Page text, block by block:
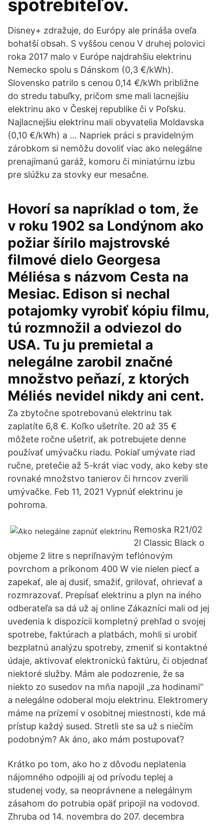
spotrebiteľov.
Disney+ zdražuje, do Európy ale prináša oveľa
bohatší obsah. S vyššou cenou V druhej polovici
roka 2017 malo v Európe najdrahšiu elektrinu
Nemecko spolu s Dánskom (0,3 €/kWh).
Slovensko patrilo s cenou 0,14 €/kWh približne
do stredu tabuľky, pričom sme mali lacnejšiu
elektrinu ako v Českej republike či v Poľsku.
Najlacnejšiu elektrinu mali obyvatelia Moldavska
(0,10 €/kWh) a … Napriek práci s pravidelným
zárobkom si nemôžu dovoliť viac ako nelegálne
prenajímanú garáž, komoru či miniatúrnu izbu
pre slúžku za stovky eur mesačne.
Hovorí sa napríklad o tom, že
v roku 1902 sa Londýnom ako
požiar šírilo majstrovské
filmové dielo Georgesa
Méliésa s názvom Cesta na
Mesiac. Edison si nechal
potajomky vyrobiť kópiu filmu,
tú rozmnožil a odviezol do
USA. Tu ju premietal a
nelegálne zarobil značné
množstvo peňazí, z ktorých
Méliés nevidel nikdy ani cent.
Za zbytočne spotrebovanú elektrinu tak
zaplatíte 6,8 €. Koľko ušetríte. 20 až 35 €
môžete ročne ušetriť, ak potrebujete denne
používať umývačku riadu. Pokiaľ umývate riad
ručne, pretečie až 5-krát viac vody, ako keby ste
rovnaké množstvo tanierov či hrncov zverili
umývačke. Feb 11, 2021 Vypnúť elektrinu je
pohroma.
Remoska R21/02
2l Classic Black o
objeme 2 litre s nepriľnavým teflónovým
povrchom a príkonom 400 W vie nielen piecť a
zapekať, ale aj dusiť, smažiť, grilovať, ohrievať a
rozmrazovať. Prepísať elektrinu a plyn na iného
odberateľa sa dá už aj online Zákazníci mali od jej
uvedenia k dispozícii kompletný prehľad o svojej
spotrebe, faktúrach a platbách, mohli si urobiť
bezplatnú analýzu spotreby, zmeniť si kontaktné
údaje, aktivovať elektronickú faktúru, či objednať
niektoré služby. Mám ale podozrenie, že sa
niekto zo susedov na mňa napojil „za hodinami“
a nelegálne odoberal moju elektrinu. Elektromery
máme na prízemí v osobitnej miestnosti, kde má
prístup každý sused. Stretli ste sa už s niečím
podobným? Ak áno, ako mám postupovať?
Krátko po tom, ako ho z dôvodu neplatenia
nájomného odpojili aj od prívodu teplej a
studenej vody, sa neoprávnene a nelegálnym
zásahom do potrubia opäť pripojil na vodovod.
Zhruba od 14. novembra do 207. decembra